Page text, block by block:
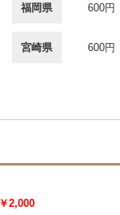
福岡県 600円
宮崎県 600円
￥2,000